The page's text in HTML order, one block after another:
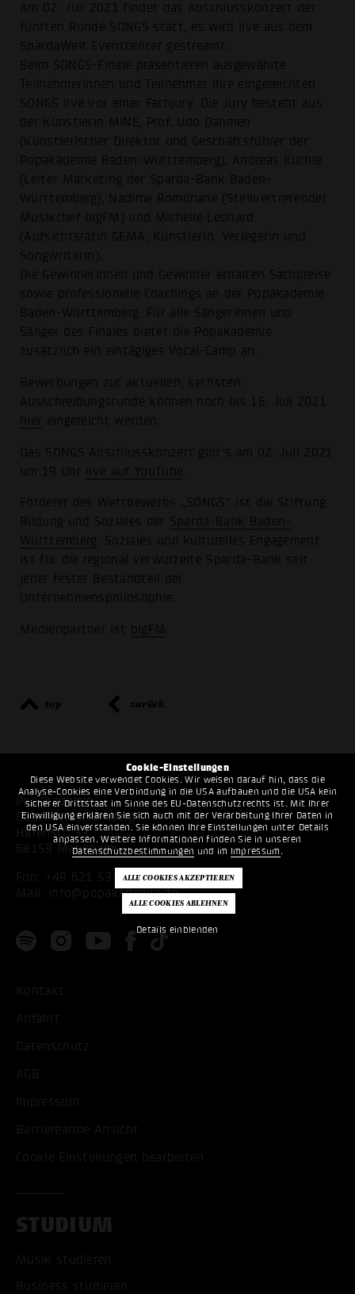
Cookie-Einstellungen
Diese Website verwendet Cookies. Wir weisen darauf hin, dass die
Analyse-Cookies eine Verbindung in die USA aufbauen und die USA kein
sicherer Drittstaat im Sinne des EU-Datenschutzrechts ist. Mit Ihrer
Einwilligung erklären Sie sich auch mit der Verarbeitung Ihrer Daten in
den USA einverstanden. Sie können Ihre Einstellungen unter Details
anpassen. Weitere Informationen finden Sie in unseren
Datenschutzbestimmungen und im Impressum .
Details einblenden
Am 02. Juli 2021 findet das Abschlusskonzert der
fünften Runde SONGS statt, es wird live aus dem
SpardaWelt Eventcenter gestreamt.
Beim SONGS-Finale präsentieren ausgewählte
Teilnehmerinnen und Teilnehmer ihre eingereichten
SONGS live vor einer Fachjury. Die Jury besteht aus
der Künstlerin MINE, Prof. Udo Dahmen
(Künstlerischer Direktor und Geschäftsführer der
Popakademie Baden-Württemberg), Andreas Küchle
(Leiter Marketing der Sparda-Bank Baden-
Württemberg), Nadime Romdhane (Stellvertretender
Musikchef bigFM) und Michelle Leonard
(Aufsichtsrätin GEMA, Künstlerin, Verlegerin und
Songwriterin).
Die Gewinnerinnen und Gewinner erhalten Sachpreise
sowie professionelle Coachings an der Popakademie
Baden-Württemberg. Für alle Sängerinnen und
Sänger des Finales bietet die Popakademie
zusätzlich ein eintägiges Vocal-Camp an.
Bewerbungen zur aktuellen, sechsten
Ausschreibungsrunde können noch bis 16. Juli 2021
hier eingereicht werden.
Das SONGS Abschlusskonzert gibt's am 02. Juli 2021
um 19 Uhr
live auf YouTube
Förderer des Wettbewerbs „SONGS“ ist die Stiftung
Bildung und Soziales der Sparda-Bank Baden-
Württemberg . Soziales und kulturelles Engagement
ist für die regional verwurzelte Sparda-Bank seit
jeher fester Bestandteil der
Unternehmensphilosophie.
Medienpartner ist bigFM
top zurück
Popakademie
Baden-Württemberg
Hafenstr. 33
68159 Mannheim
Fon:
+49 621 53397200
Mail:
info@popakademie.de
Kontakt
Anfahrt
Datenschutz
AGB
Impressum
Barrierearme Ansicht
Cookie Einstellungen bearbeiten
STUDIUM
Musik studieren
Business studieren